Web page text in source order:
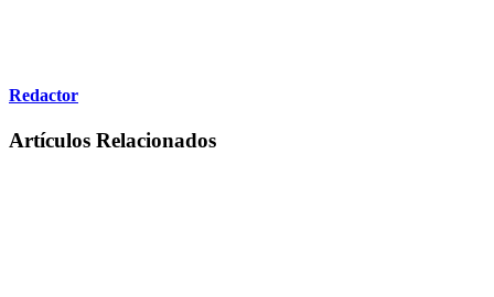
Redactor
Artículos Relacionados